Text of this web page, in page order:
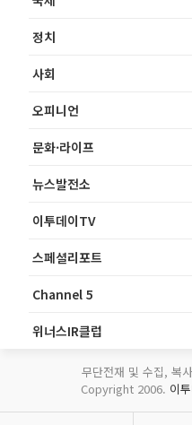
정치
사회
오피니언
문화·라이프
뉴스발전소
이투데이TV
스페셜리포트
Channel 5
위너스IR클럽
무단전재 및 수집, 복
Copyright 2006. 이